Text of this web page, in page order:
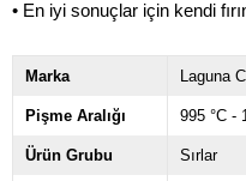
• En iyi sonuçlar için kendi
Marka Laguna
Pişme Aralığı 995 °C -
Ürün Grubu Sırlar